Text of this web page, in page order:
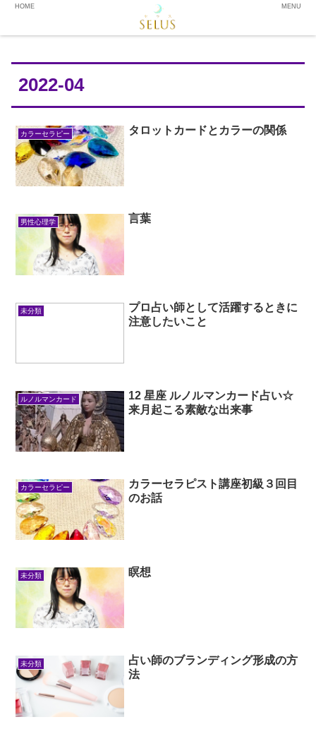
2022-04
カラーセラピー タロットカードとカラーの関係
男性心理学 言葉
未分類
プロ占い師として活躍するときに
注意したいこと
ルノルマンカード
12 星座 ルノルマンカード占い☆
来月起こる素敵な出来事
カラーセラピー
カラーセラピスト講座初級３回目
のお話
未分類 瞑想
未分類
占い師のブランディング形成の方
法
HOME MENU